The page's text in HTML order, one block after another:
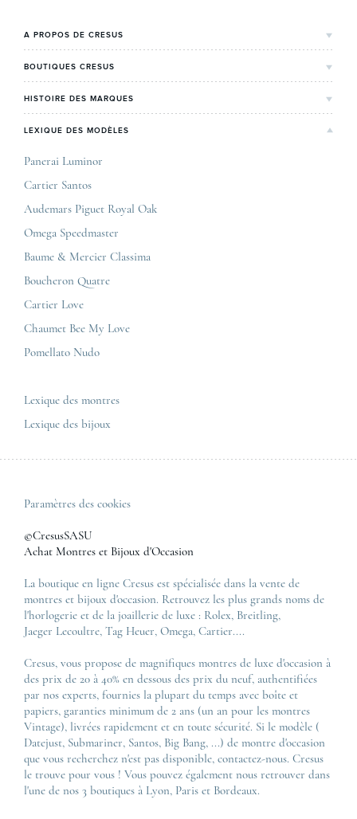
A PROPOS DE CRESUS
L'Histoire de Cresus
Notre expertise
On parle de nous
Carrières
Conditions générales de vente
Mentions légales
Politique de confidentialité
Plan du site
Nous contacter
BOUTIQUES CRESUS
Lyon
Corner Maty Nantes
Corner Maty Strasbourg
Corner Maty Toulouse
Corner Maty Besançon Kennedy
HISTOIRE DES MARQUES
Rolex
Omega
IWC
Zénith
Tous les modèles de luxe
LEXIQUE DES MODÈLES
Panerai Luminor
Cartier Santos
Audemars Piguet Royal Oak
Omega Speedmaster
Baume & Mercier Classima
Boucheron Quatre
Cartier Love
Chaumet Bee My Love
Pomellato Nudo
Lexique des montres
Lexique des bijoux
Paramètres des cookies
©CresusSASU
Achat Montres et Bijoux d'Occasion
La boutique en ligne Cresus est spécialisée dans la vente de
montres et bijoux d'occasion. Retrouvez les plus grands noms de
l'horlogerie et de la joaillerie de luxe : Rolex, Breitling,
Jaeger Lecoultre, Tag Heuer, Omega, Cartier....
Cresus, vous propose de magnifiques montres de luxe d'occasion à
des prix de 20 à 40% en dessous des prix du neuf, authentifiées
par nos experts, fournies la plupart du temps avec boîte et
papiers, garanties minimum de 2 ans (un an pour les montres
Vintage), livrées rapidement et en toute sécurité. Si le modèle (
Datejust, Submariner, Santos, Big Bang, ...) de montre d'occasion
que vous recherchez n'est pas disponible, contactez-nous. Cresus
le trouve pour vous ! Vous pouvez également nous retrouver dans
l'une de nos 3 boutiques à Lyon, Paris et Bordeaux.